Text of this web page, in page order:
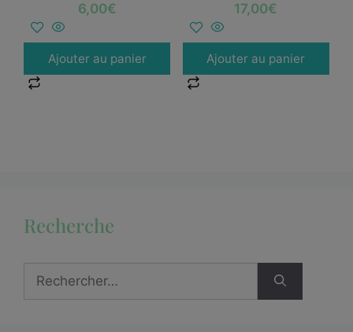
6,00€
Ajouter au panier
17,00€
Ajouter au panier
Recherche